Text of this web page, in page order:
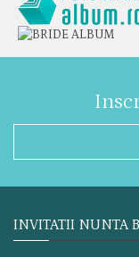
INVITATII NUNTA